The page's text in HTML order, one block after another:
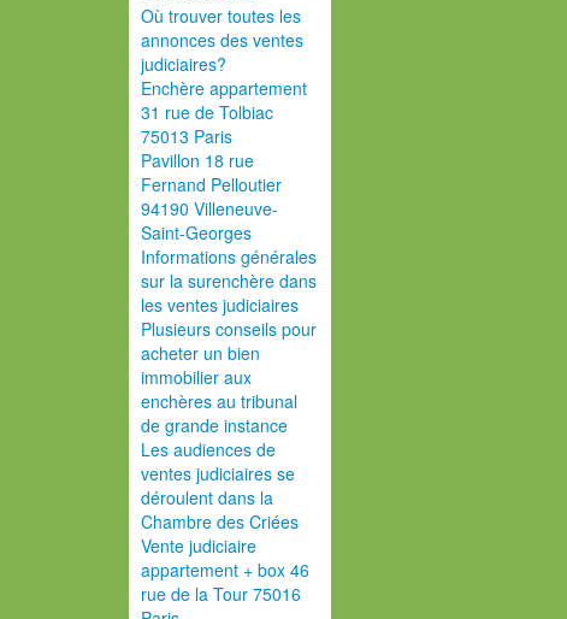
Où trouver toutes les
annonces des ventes
judiciaires?
Enchère appartement
31 rue de Tolbiac
75013 Paris
Pavillon 18 rue
Fernand Pelloutier
94190 Villeneuve-
Saint-Georges
Informations générales
sur la surenchère dans
les ventes judiciaires
Plusieurs conseils pour
acheter un bien
immobilier aux
enchères au tribunal
de grande instance
Les audiences de
ventes judiciaires se
déroulent dans la
Chambre des Criées
Vente judiciaire
appartement + box 46
rue de la Tour 75016